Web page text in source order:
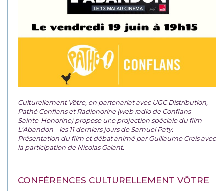
Culturellement Vôtre, en partenariat avec UGC Distribution,
Pathé Conflans et Radionorine (web radio de Conflans-
Sainte-Honorine) propose une projection spéciale du film
L’Abandon – les 11 derniers jours de Samuel Paty.
Présentation du film et débat animé par Guillaume Creis avec
la participation de Nicolas Galant.
CONFÉRENCES CULTURELLEMENT VÔTRE